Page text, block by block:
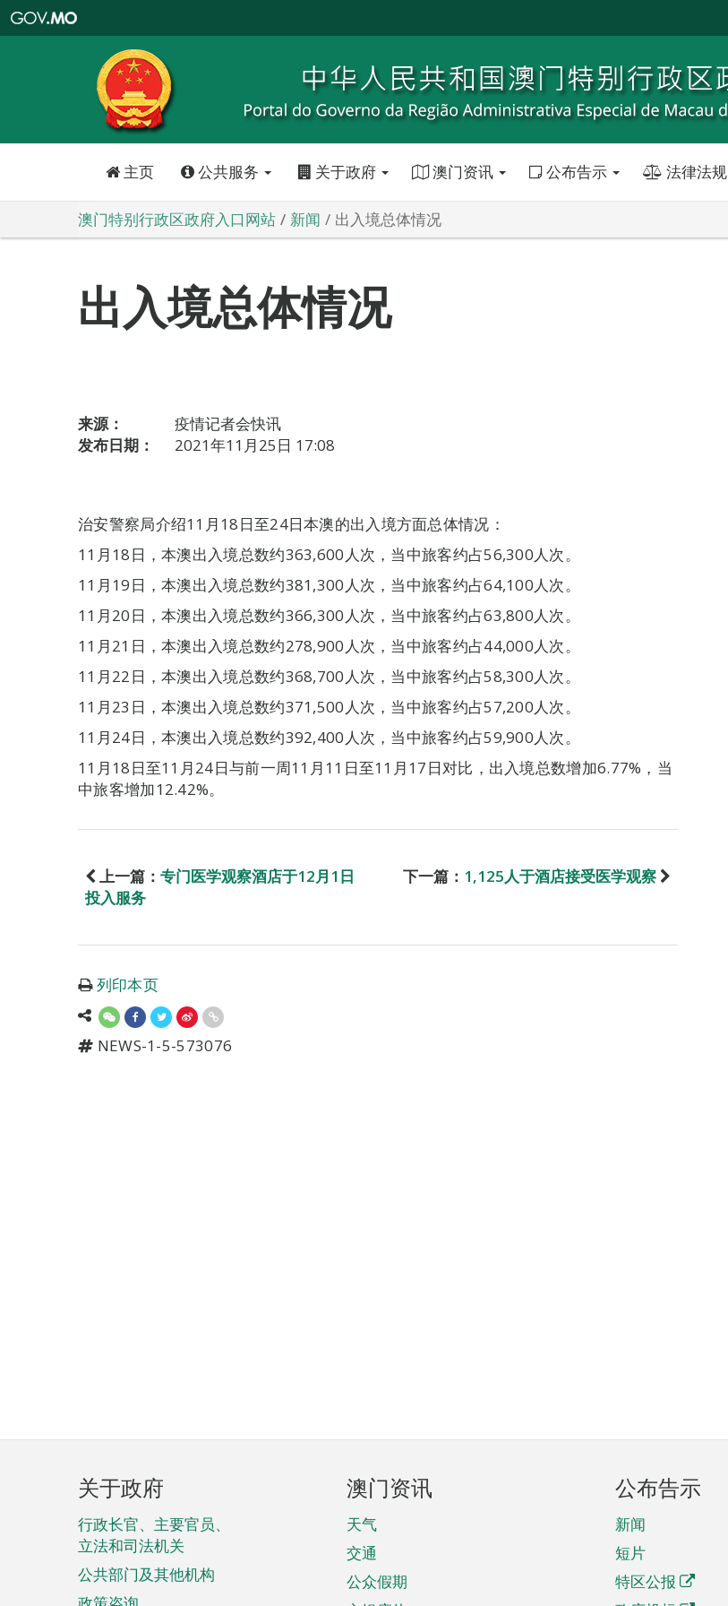
特
政
区
政
口
主页 公共服务 关于政府 澳门资讯 公布告示 法律法规
澳门特别行政区政府入口网站 新闻 出入境总体情况
出入境总体情况
来源：
疫情记者会快讯
发布日期：
2021年11月25日 17:08
治安警察局介绍11月18日至24日本澳的出入境方面总体情况：
11月18日，本澳出入境总数约363,600人次，当中旅客约占56,300人次。
11月19日，本澳出入境总数约381,300人次，当中旅客约占64,100人次。
11月20日，本澳出入境总数约366,300人次，当中旅客约占63,800人次。
11月21日，本澳出入境总数约278,900人次，当中旅客约占44,000人次。
11月22日，本澳出入境总数约368,700人次，当中旅客约占58,300人次。
11月23日，本澳出入境总数约371,500人次，当中旅客约占57,200人次。
11月24日，本澳出入境总数约392,400人次，当中旅客约占59,900人次。
11月18日至11月24日与前一周11月11日至11月17日对比，出入境总数增加6.77%，当
中旅客增加12.42%。
上一篇： 专门医学观察酒店于12月1日
投入服务
下一篇： 1,125人于酒店接受医学观察
列印本页
NEWS-1-5-573076
页
脚
菜
单
关于政府
行政长官、主要官员、
立法和司法机关
公共部门及其他机构
澳门资讯
天气
交通
公众假期
公布告示
新闻
短片
特区公报